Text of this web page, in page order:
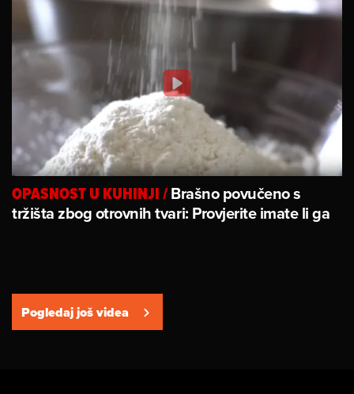
OPASNOST U KUHINJI/Brašno povučeno s
tržišta zbog otrovnih tvari: Provjerite imate li ga
Pogledaj još videa